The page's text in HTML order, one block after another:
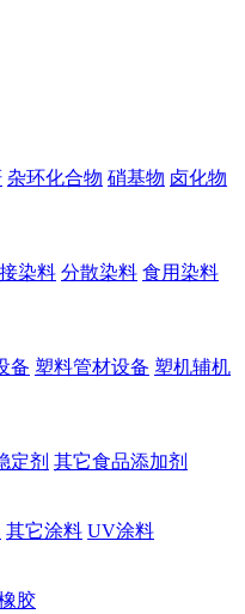
杂环化合物 硝基物 卤化物
染料 分散染料 食用染料
备 塑料管材设备 塑机辅机
定剂 其它食品添加剂
其它涂料 UV涂料
胶